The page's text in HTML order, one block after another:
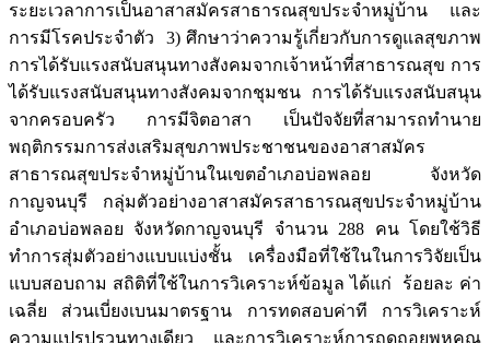
ระยะเวลาการเป็นอาสาสมัครสาธารณสุขประจำหมู่บ้าน และ
การมีโรคประจำตัว 3) ศึกษาว่าความรู้เกี่ยวกับการดูแลสุขภาพ
การได้รับแรงสนับสนุนทางสังคมจากเจ้าหน้าที่สาธารณสุข การ
ได้รับแรงสนับสนุนทางสังคมจากชุมชน การได้รับแรงสนับสนุน
จากครอบครัว การมีจิตอาสา เป็นปัจจัยที่สามารถทำนาย
พฤติกรรมการส่งเสริมสุขภาพประชาชนของอาสาสมัคร
สาธารณสุขประจำหมู่บ้านในเขตอำเภอบ่อพลอย จังหวัด
กาญจนบุรี กลุ่มตัวอย่างอาสาสมัครสาธารณสุขประจำหมู่บ้าน
อำเภอบ่อพลอย จังหวัดกาญจนบุรี จำนวน 288 คน โดยใช้วิธี
ทำการสุ่มตัวอย่างแบบแบ่งชั้น เครื่องมือที่ใช้ในในการวิจัยเป็น
แบบสอบถาม สถิติที่ใช้ในการวิเคราะห์ข้อมูล ได้แก่ ร้อยละ ค่า
เฉลี่ย ส่วนเบี่ยงเบนมาตรฐาน การทดสอบค่าที การวิเคราะห์
ความแปรปรวนทางเดียว และการวิเคราะห์การถดถอยพหุคูณ